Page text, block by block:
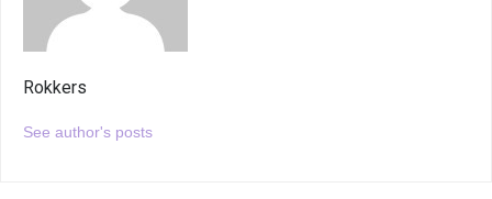
Rokkers
See author's posts